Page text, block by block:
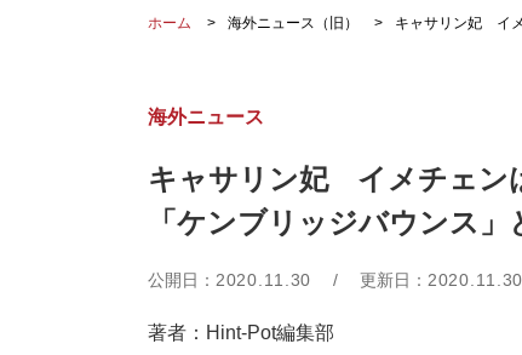
ホーム 海外ニュース（旧） キャサリン妃 イ
海外ニュース
キャサリン妃 イメチェン
「ケンブリッジバウンス」
公開日： 2020.11.30 / 更新日： 2020.11.30
著者：Hint-Pot編集部